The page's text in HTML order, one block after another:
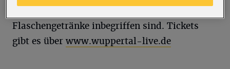
Flaschengetränke inbegriffen sind. Tickets
gibt es über www.wuppertal-live.de